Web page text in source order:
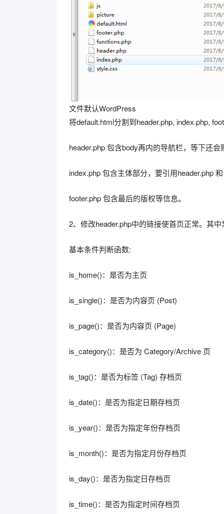
文件默认WordPress
将default.html分割到header.php, index.php,
header.php 包含body再内的导航栏，等下还
index.php 包含主体部分，要引用header.php
footer.php 包含最后的版权等信息。
2、修改header.php中的链接使首页正常。其
基本条件判断函数:
is_home()：是否为主页
is_single()：是否为内容页 (Post)
is_page()：是否为内容页 (Page)
is_category()：是否为 Category/Archive 页
is_tag()：是否为标签 (Tag) 存档页
is_date()：是否为指定日期存档页
is_year()：是否为指定年份存档页
is_month()：是否为指定月份存档页
is_day()：是否为指定日存档页
is_time()：是否为指定时间存档页